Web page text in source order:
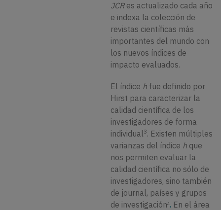
JCRes actualizado cada año
e indexa la colección de
revistas científicas más
importantes del mundo con
los nuevos índices de
impacto evaluados.
El índice h fue definido por
Hirst para caracterizar la
calidad científica de los
investigadores de forma
individual3. Existen múltiples
varianzas del índice h que
nos permiten evaluar la
calidad científica no sólo de
investigadores, sino también
de journal, países y grupos
de investigación4. En el área